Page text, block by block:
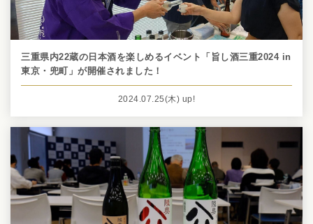
三重県内22蔵の日本酒を楽しめるイベント「旨し酒三重2024 in
東京・兜町」が開催されました！
2024.07.25(木) up!